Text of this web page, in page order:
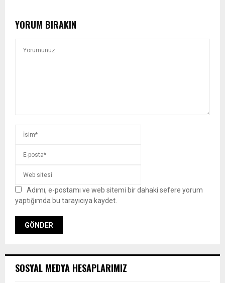
YORUM BIRAKIN
Adımı, e-postamı ve web sitemi bir dahaki sefere yorum
yaptığımda bu tarayıcıya kaydet.
SOSYAL MEDYA HESAPLARIMIZ